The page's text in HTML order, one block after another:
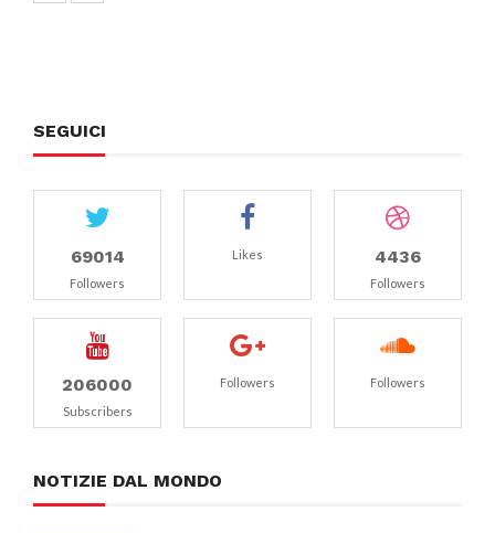
SEGUICI
69014
Followers
Likes 4436
Followers
206000
Subscribers
Followers Followers
NOTIZIE DAL MONDO